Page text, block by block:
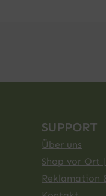
SUPPORT
Über uns
Shop vor Ort
Reklamation